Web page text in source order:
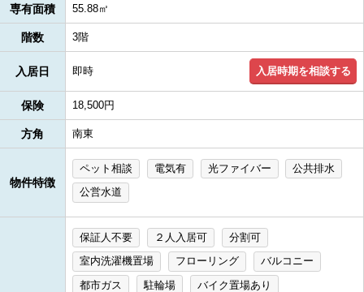
専有面積 55.88㎡
階数 3階
入居日 即時 入居時期を相談する
保険 18,500円
方角 南東
物件特徴
ペット相談 電気有 光ファイバー
公共排水
公営水道
保証人不要 ２人入居可
分割可
室内洗濯機置場
フローリング
バルコニー
都市ガス
駐輪場
バイク置場あり